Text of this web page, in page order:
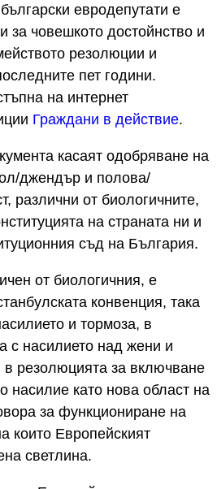
евродепутати е
за човешкото достойнство и
резолюции и
пет години.
на интернет
Граждани в действие.
касаят одобряване на
джендър и полова/
различни от биологичните,
на страната ни и
съд на България.
от биологичния, е
конвенция, така
и тормоза, в
с насилието над жени и
резолюцията за включване
насилие като нова област на
за функциониране на
които Европейският
светлина.